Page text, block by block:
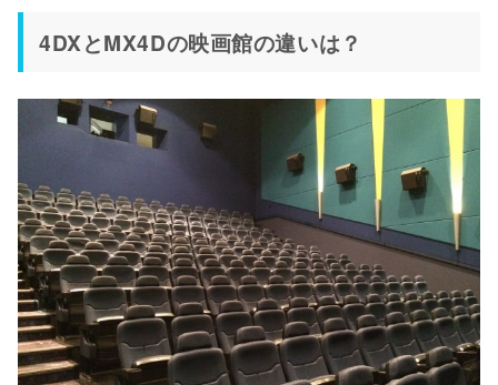
4DXとMX4Dの映画館の違いは？